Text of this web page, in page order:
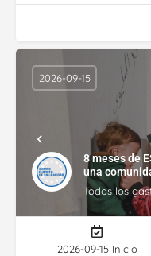
8 meses de
una
Todos los
2026-09-15
2026-09-15 Inicio